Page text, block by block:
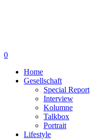
0
Home
Gesellschaft
Special Report
Interview
Kolumne
Talkbox
Portrait
Lifestyle